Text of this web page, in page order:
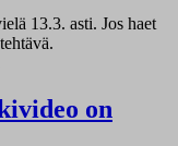
13.3. asti. Jos haet
on